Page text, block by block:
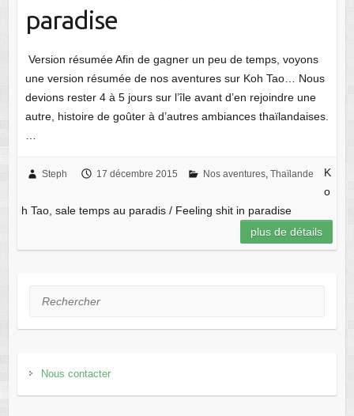
paradise
Version résumée Afin de gagner un peu de temps, voyons
une version résumée de nos aventures sur Koh Tao… Nous
devions rester 4 à 5 jours sur l’île avant d’en rejoindre une
autre, histoire de goûter à d’autres ambiances thaïlandaises.
Steph 17 décembre 2015 Nos aventures, Thaïlande
K
o
h Tao, sale temps au paradis / Feeling shit in paradise
plus de détails
Rechercher
Nous contacter